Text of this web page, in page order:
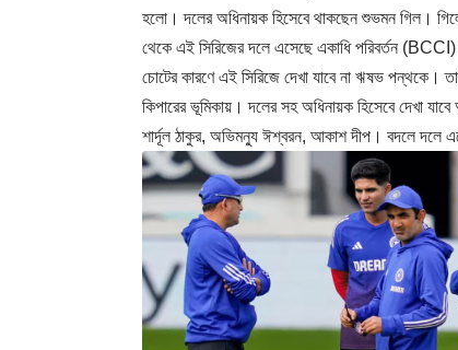
হলো। দলের অধিনায়ক হিসেবে থাকছেন শুভমন গিল।
থেকে এই সিরিজের দলে এসেছে একাধি পরিবর্তন
চোটের কারণে এই সিরিজে দেখা যাবে না ঋষভ পন্থকে।
কিপারের ভূমিকায়। দলের সহ অধিনায়ক হিসেবে দেখা
শার্দূল ঠাকুর, অভিমন্যু ঈশ্বরন, আকাশ দীপ। বদলে দলে